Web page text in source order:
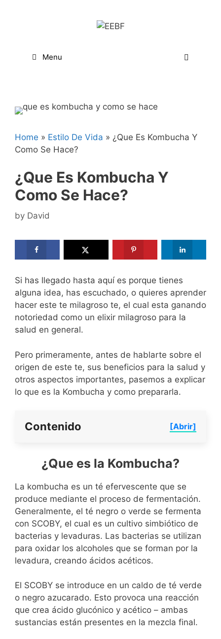
Menu
Home » Estilo De Vida » ¿Que Es Kombucha Y
Como Se Hace?
¿Que Es Kombucha Y
Como Se Hace?
by David
Si has llegado hasta aquí es porque tienes
alguna idea, has escuchado, o quieres aprender
hacer este te milagroso te, el cual esta ganando
notoriedad como un elixir milagroso para la
salud en general.
Pero primeramente, antes de hablarte sobre el
origen de este te, sus beneficios para la salud y
otros aspectos importantes, pasemos a explicar
lo que es la Kombucha y como prepararla.
Contenido [Abrir]
¿Que es la Kombucha?
La kombucha es un té efervescente que se
produce mediante el proceso de fermentación.
Generalmente, el té negro o verde se fermenta
con SCOBY, el cual es un cultivo simbiótico de
bacterias y levaduras. Las bacterias se utilizan
para oxidar los alcoholes que se forman por la
levadura, creando ácidos acéticos.
El SCOBY se introduce en un caldo de té verde
o negro azucarado. Esto provoca una reacción
que crea ácido glucónico y acético – ambas
sustancias están presentes en la mezcla final.